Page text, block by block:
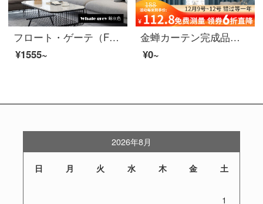
フロート・ゲーテ（FG）北欧現代全遮光厚いカーテン-アテネ格リビング・ルームの書斎バルコニーの3階のサイドカーテンの多色床カーテンのオーダーメイド鯨灰色のカーテン（窓のベールを含まない）の幅3メートル*高さ2.7メートル-フック式の一枚（高さは短くすることができます）
¥1555~
金蝉カーテン完成品カスタム田園浮彫刺繍リビング書斎遮光カテキン生地郎春花郎春花-法布里克生地帘0.1米補拍
¥0~
2026年8月
日 月 火 水 木 金 土
1